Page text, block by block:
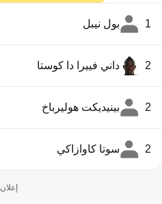
1 بول نيبل
2 داني فييرا دا كوستا
2 بينيديكت هوليرباخ
2 سوتا كاوازاكي
إعلان